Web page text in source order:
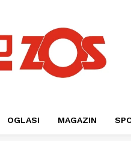
OGLASI MAGAZIN